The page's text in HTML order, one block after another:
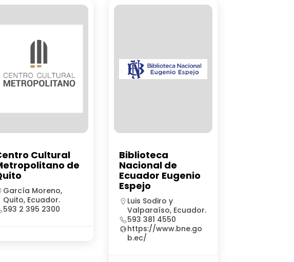
Cultural
de
García Moreno,
Quito, Ecuador.
593 2 395 2300
Biblioteca
Nacional de
Ecuador Eugenio
Espejo
Luis Sodiro y
Valparaíso, Ecuador.
593 381 4550
https://www.bne.go
b.ec/